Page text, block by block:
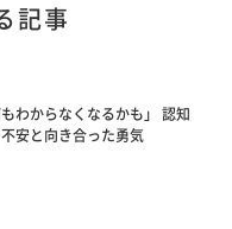
記事
もわからなくなるかも」 認知
安と向き合った勇気